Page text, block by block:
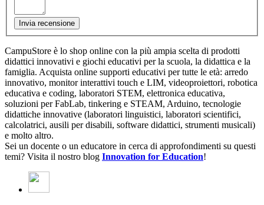
Invia recensione
CampuStore è lo shop online con la più ampia scelta di prodotti
didattici innovativi e giochi educativi per la scuola, la didattica e la
famiglia. Acquista online supporti educativi per tutte le età: arredo
innovativo, monitor interattivi touch e LIM, videoproiettori, robotica
educativa e coding, laboratori STEM, elettronica educativa,
soluzioni per FabLab, tinkering e STEAM, Arduino, tecnologie
didattiche innovative (laboratori linguistici, laboratori scientifici,
calcolatrici, ausili per disabili, software didattici, strumenti musicali)
e molto altro.
Sei un docente o un educatore in cerca di approfondimenti su questi
temi? Visita il nostro blog Innovation for Education!